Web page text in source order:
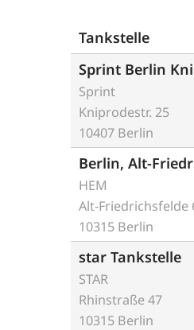
Tankstelle
Sprint Berlin
Sprint
Kniprodestr. 25
10407 Berlin
Berlin, Alt-
HEM
Alt-Friedrichsfelde
10315 Berlin
star Tankstelle
STAR
Rhinstraße 47
10315 Berlin